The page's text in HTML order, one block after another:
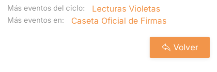
Más eventos del ciclo: Lecturas Violetas
Más eventos en: Caseta Oficial de Firmas
Volver